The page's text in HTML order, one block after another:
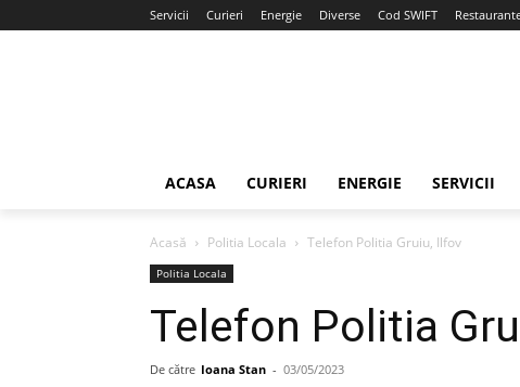
Servicii Curieri Energie Diverse Cod SWIFT
ACASA CURIERI ENERGIE SERVICII
Acasă Politia Locala Telefon Politia Gruiu, Ilfov
Politia Locala
Telefon Politia
De către Ioana Stan - 03/05/2023